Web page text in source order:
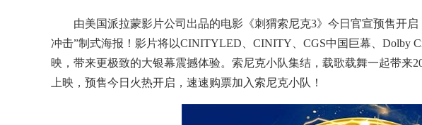
由美国派拉蒙影片公司出品的电影《刺猬索尼克3》今日官宣预售开
冲击”制式海报！影片将以CINITYLED、CINITY、CGS中国巨幕、Dolby
映，带来更极致的大银幕震撼体验。索尼克小队集结，载歌载舞一起带来
上映，预售今日火热开启，速速购票加入索尼克小队！